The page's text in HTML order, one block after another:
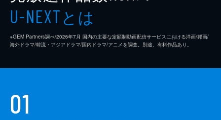
U-NEXTとは
※GEM Partners調べ/2026年7⽉ 国内の主要な定額制動画配信サービスにおける洋画/邦画/
海外ドラマ/韓流・アジアドラマ/国内ドラマ/アニメを調査。別途、有料作品あり。
01